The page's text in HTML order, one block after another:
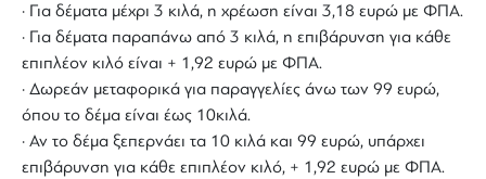
· Για δέματα μέχρι 3 κιλά, η χρέωση είναι 3,18 ευρώ με ΦΠΑ.
· Για δέματα παραπάνω από 3 κιλά, η επιβάρυνση για κάθε
επιπλέον κιλό είναι + 1,92 ευρώ με ΦΠΑ.
· Δωρεάν μεταφορικά για παραγγελίες άνω των 99 ευρώ,
όπου το δέμα είναι έως 10κιλά.
· Αν το δέμα ξεπερνάει τα 10 κιλά και 99 ευρώ, υπάρχει
επιβάρυνση για κάθε επιπλέον κιλό, + 1,92 ευρώ με ΦΠΑ.